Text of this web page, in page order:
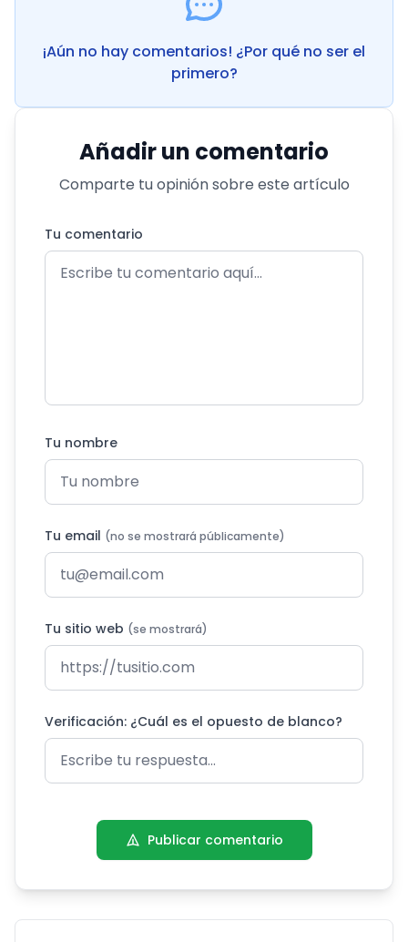
¡Aún no hay comentarios! ¿Por qué no ser el
primero?
Añadir un comentario
Comparte tu opinión sobre este artículo
Tu comentario
Tu nombre
Tu email (no se mostrará públicamente)
Tu sitio web (se mostrará)
Verificación: ¿Cuál es el opuesto de blanco?
Publicar comentario